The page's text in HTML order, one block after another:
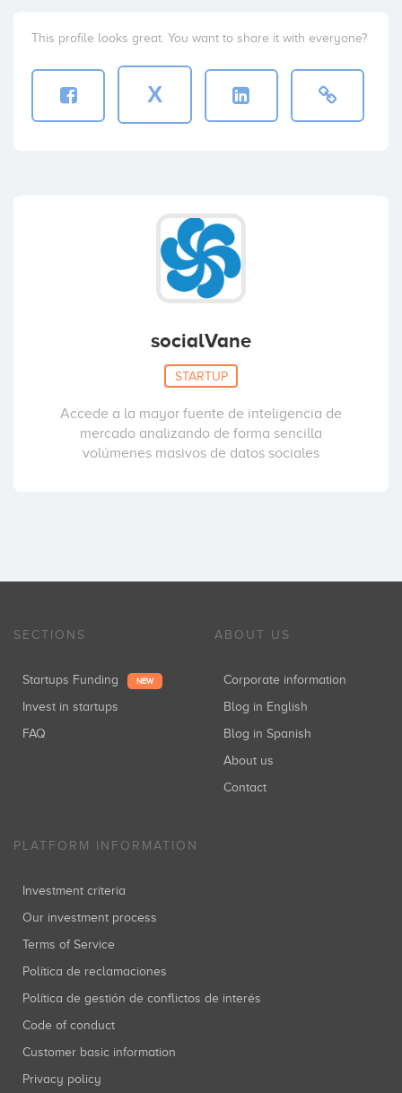
This profile looks great. You want to share it with everyone?
X
socialVane
STARTUP
Accede a la mayor fuente de inteligencia de
mercado analizando de forma sencilla
volúmenes masivos de datos sociales
SECTIONS
Startups Funding NEW
Invest in startups
FAQ
ABOUT US
Corporate information
Blog in English
Blog in Spanish
About us
Contact
PLATFORM INFORMATION
Investment criteria
Our investment process
Terms of Service
Política de reclamaciones
Política de gestión de conflictos de interés
Code of conduct
Customer basic information
Privacy policy